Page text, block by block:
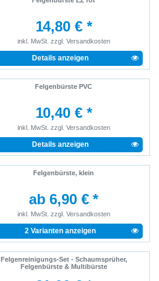
14,80 € *
inkl. MwSt. zzgl. Versandkosten
Details anzeigen
Felgenbürste PVC
10,40 € *
inkl. MwSt. zzgl. Versandkosten
Details anzeigen
Felgenbürste, klein
ab 6,90 € *
inkl. MwSt. zzgl. Versandkosten
2 Varianten anzeigen
Felgenreinigungs-Set - Schaumsprüher,
Felgenbürste & Multibürste